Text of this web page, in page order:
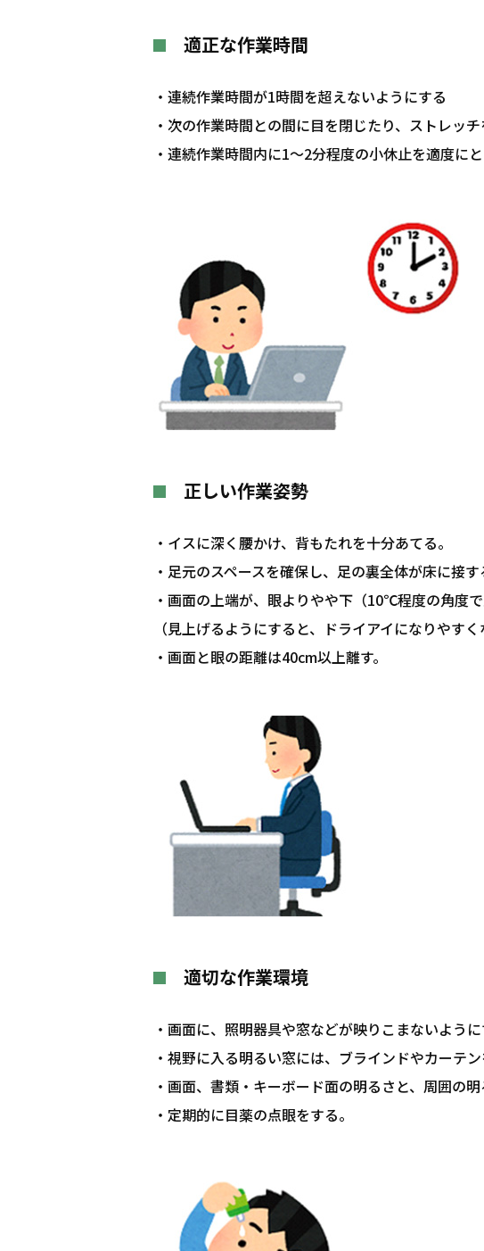
適正な作業時間
・連続作業時間が1時間を超えないようにする
・次の作業時間との間に目を閉じたり、ストレッ
・連続作業時間内に1～2分程度の小休止を適度にと
正しい作業姿勢
・イスに深く腰かけ、背もたれを十分あてる。
・足元のスペースを確保し、足の裏全体が床に接す
・画面の上端が、眼よりやや下（10℃程度の角度で
（見上げるようにすると、ドライアイになりやすく
・画面と眼の距離は40cm以上離す。
適切な作業環境
・画面に、照明器具や窓などが映りこまないように
・視野に入る明るい窓には、ブラインドやカーテン
・画面、書類・キーボード面の明るさと、周囲の
・定期的に目薬の点眼をする。